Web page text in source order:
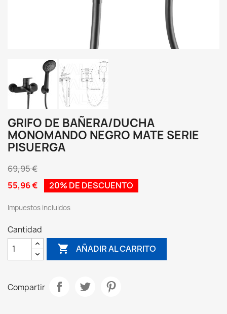
GRIFO DE BAÑERA/DUCHA
MONOMANDO NEGRO MATE SERIE
PISUERGA
69,95 €
55,96 €
20% DE DESCUENTO
Impuestos incluidos
Cantidad
 AÑADIR AL CARRITO
Compartir